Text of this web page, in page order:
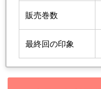
販売巻数
最終回の印象